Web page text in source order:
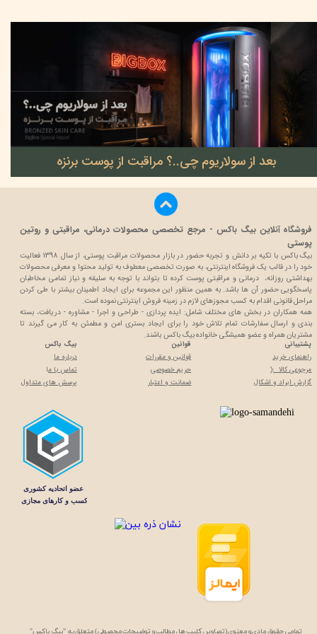
★★
بعد از سولاریوم چی..؟ مراقبت از پوست برنزه
پشتیبانی
راهنمای خرید
مرجوعی کالا :(
گزارش ایراد و اشکال
قوانین
قوانین و مقررات
حریم خصوصی
ضمانت و اعتبار
تمامی حقوق مادی و معنوی (تصاویر، کلیپ ها، مطالب و توضیحات محصولی) متعلق به "بیگ باکس"
بیگ باکس
درباره ما
تماس با ما
پرسش های متداول
فروشگاه آنلاین بیگ باکس - مرجع تخصصی محصولات درمانی، مراقبتی و روتین
پوستی
بیگ باکس با تکیه بر دانش و تجربه حضور در بازار محصولات مراقبت پوستی، از سال 1398 فعالیت
خود را در قالب یک فروشگاه اینترنتی، به صورت تخصصی معطوف به تولید محتوا و معرفی محصولات
بهداشتی روزانه، درمانی و مراقبتی پوست کرده تا بتواند با توجه به سلیقه و نیاز تمامی مخاطبان
پاسخگویی حضور آن ها باشد. به همین منظور این مجموعه برای ایجاد اطمینان بیشتر با طی کردن
مراحل قانونی اقدام به کسب مجوزهای لازم در زمینه فروش اینترنتی نموده است.
همه همکاران در بخش های مختلف شامل: ایده پردازی - طراحی و اجرا - مشاوره - دریافت، بسته
بندی و ارسال سفارشات تمام تلاش خود را برای ایجاد بستری امن و مطمئن به کار می گیرند تا
مشتریان همراه و عضو همیشگی خانواده بیگ باکس باشند.